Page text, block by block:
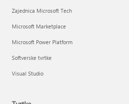
Zajednica Microsoft Tech
Microsoft Marketplace
Microsoft Power Platform
Softverske tvrtke
Visual Studio